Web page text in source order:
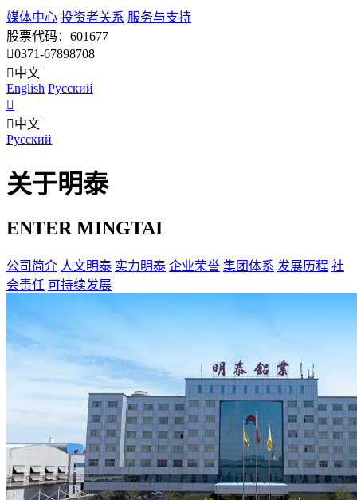
媒体中心 投资者关系 服务与支持
股票代码：601677
0371-67898708
中文
English Pусский
中文
Pусский
关于明泰
ENTER MINGTAI
公司简介 人文明泰 实力明泰 企业荣誉 集团体系 发展历程 社
会责任 可持续发展